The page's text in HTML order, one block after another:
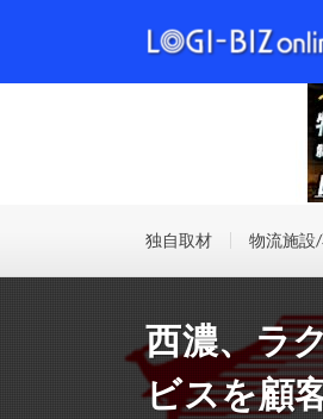
独自取材 物流施設
西濃、ラ
ビスを顧